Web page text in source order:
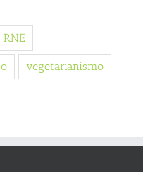
RNE
vegetarianismo